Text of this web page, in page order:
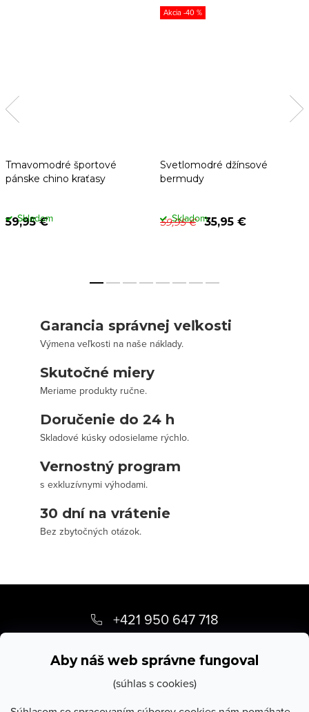
Aby náš web správne fungoval
(súhlas s cookies)
Tmavomodré športové
pánske chino kraťasy
59,95 €
Skladom
-40 %
Svetlomodré džínsové
bermudy
59,95 € 35,95 €
Skladom
Garancia správnej veľkosti
Výmena veľkosti na naše náklady.
Skutočné miery
Meriame produkty ručne.
Doručenie do 24 h
Skladové kúsky odosielame rýchlo.
Vernostný program
s exkluzívnymi výhodami.
30 dní na vrátenie
Bez zbytočných otázok.
p
+421 950 647 718